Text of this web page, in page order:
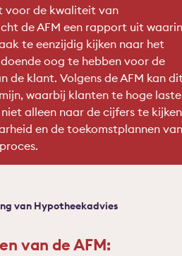
voor de kwaliteit van
de AFM een rapport uit waarin
te eenzijdig kijken naar het
oog te hebben voor de
de klant. Volgens de AFM kan
waarbij klanten te hoge
alleen naar de cijfers te
en de toekomstplannen
van Hypotheekadvies
van de AFM: